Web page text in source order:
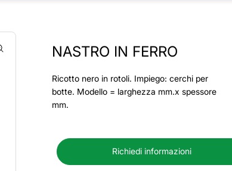
NASTRO IN FERRO
Ricotto nero in rotoli. Impiego: cerchi per
botte. Modello = larghezza mm.x spessore
mm.
Richiedi informazioni